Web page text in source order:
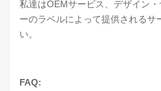
私達はOEMサービス、デザイン
ーのラベルによって提供されるサ
い。
FAQ: